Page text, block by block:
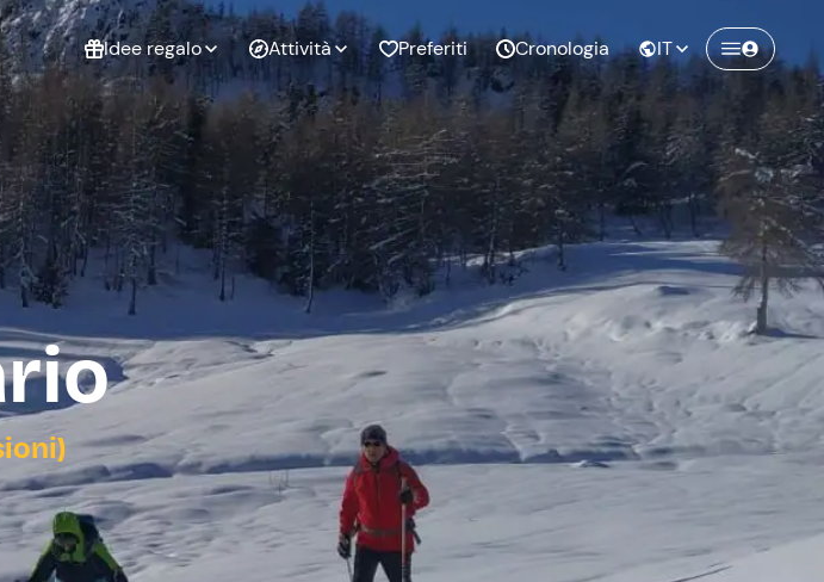
Idee regalo
Esperienze da
regalare
Esperienze di
coppia
Compleanno
Laurea
Addio al
nubilato
Attività Preferiti Cronologia IT
Crea un account Freedome
Unisciti a una community di avventurieri
come te e colleziona ricordi indimenticabili!
Continua con l'email